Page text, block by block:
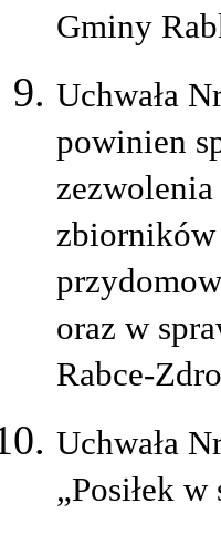
Gminy
Uchwała
powinien
zbiorników
oraz w
Rabce-
Uchwała
„Posiłek